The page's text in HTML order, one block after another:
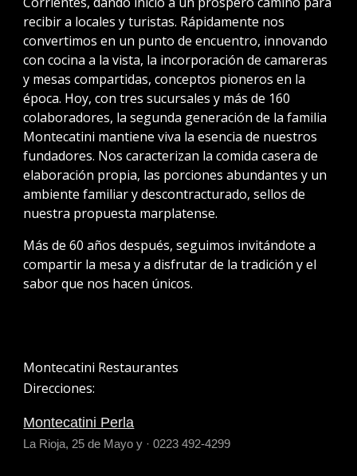
recibir a locales y turistas. Rápidamente nos
convertimos en un punto de encuentro, innovando
con cocina a la vista, la incorporación de camareras
y mesas compartidas, conceptos pioneros en la
época. Hoy, con tres sucursales y más de 160
colaboradores, la segunda generación de la familia
Montecatini mantiene viva la esencia de nuestros
fundadores. Nos caracterizan la comida casera de
elaboración propia, las porciones abundantes y un
ambiente familiar y descontracturado, sellos de
nuestra propuesta marplatense.
Más de 60 años después, seguimos invitándote a
compartir la mesa y a disfrutar de la tradición y el
sabor que nos hacen únicos.
Montecatini Restaurantes
Direcciones:
Montecatini Perla
La Rioja, 25 de Mayo y · 0223 492-4299